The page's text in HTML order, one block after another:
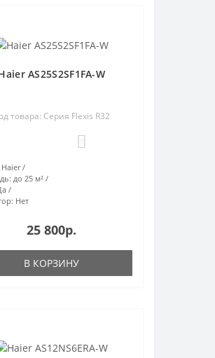
AS25S2SF1FA-W
товара: Серия Flexis R32
Haier
до 25 м²
Нет
25 800р.
В КОРЗИНУ